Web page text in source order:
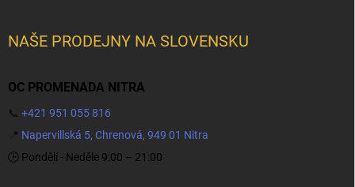
NAŠE PRODEJNY NA SLOVENSKU
OC PROMENADA NITRA
📞 +421 951 055 816
📍 Napervillská 5, Chrenová, 949 01 Nitra
🕒 Pondělí - Neděle 9:00 – 21:00